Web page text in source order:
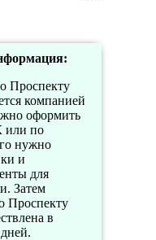
Проспекту
компанией
оформить
или по
нужно
и
для
Затем
Проспекту
в